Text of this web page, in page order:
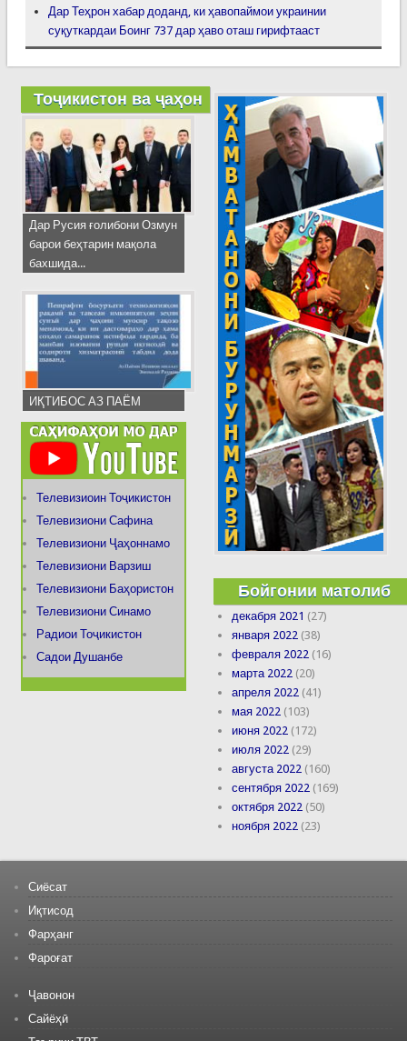
Дар Теҳрон хабар доданд, ки ҳавопаймои украинии
суқуткардаи Боинг 737 дар ҳаво оташ гирифтааст
Тоҷикистон ва ҷаҳон
Дар Русия ғолибони Озмун
барои беҳтарин мақола
бахшида...
ИҚТИБОС АЗ ПАЁМ
Телевизиоин Тоҷикистон
Телевизиони Сафина
Телевизиони Ҷаҳоннамо
Телевизиони Варзиш
Телевизиони Баҳористон
Телевизиони Синамо
Радиои Тоҷикистон
Садои Душанбе
Бойгонии матолиб
декабря 2021 (27)
января 2022 (38)
февраля 2022 (16)
марта 2022 (20)
апреля 2022 (41)
мая 2022 (103)
июня 2022 (172)
июля 2022 (29)
августа 2022 (160)
сентября 2022 (169)
октября 2022 (50)
ноября 2022 (23)
Сиёсат
Иқтисод
Фарҳанг
Фароғат
Ҷавонон
Сайёҳӣ